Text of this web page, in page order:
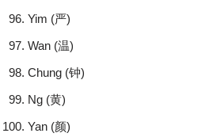
Yim (严)
Wan (温)
Chung (钟)
Ng (黄)
Yan (颜)